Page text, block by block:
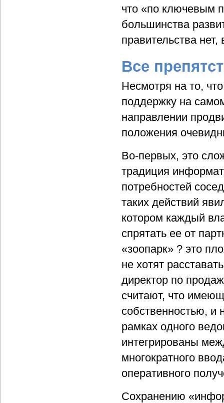
что «по ключевым
большинства
правительства
Все
Несмотря на то,
поддержку на
направлении
положения
Во-первых, это
традиция
потребностей
таких действий
котором каждый
спрятать ее от
«зоопарк» ? это
не хотят
директор по
считают, что
собственностью, и
рамках одного
интегрированы
многократного
оперативного
Сохранению